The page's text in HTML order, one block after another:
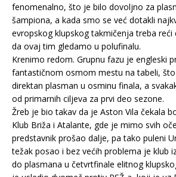
fenomenalno, što je bilo dovoljno za
šampiona, a kada smo se već dotakli
evropskog klupskog takmičenja treba
da ovaj tim gledamo u polufinalu.
Krenimo redom. Grupnu fazu je engleski
fantastičnom osmom mestu na tabeli,
direktan plasman u osminu finala, a
od primarnih ciljeva za prvi deo sezone.
Žreb je bio takav da je Aston Vila čekala
Klub Briža i Atalante, gde je mimo svih
predstavnik prošao dalje, pa tako puleni
težak posao i bez većih problema je klub
do plasmana u četvrtfinale elitnog